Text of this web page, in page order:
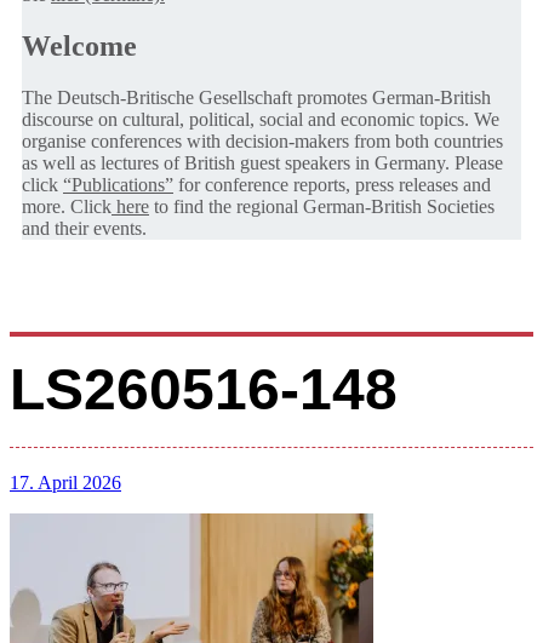
Welcome
The Deutsch-Britische Gesellschaft promotes German-British
discourse on cultural, political, social and economic topics. We
organise conferences with decision-makers from both countries
as well as lectures of British guest speakers in Germany. Please
click “Publications” for conference reports, press releases and
more. Click here to find the regional German-British Societies
and their events.
LS260516-148
17. April 2026